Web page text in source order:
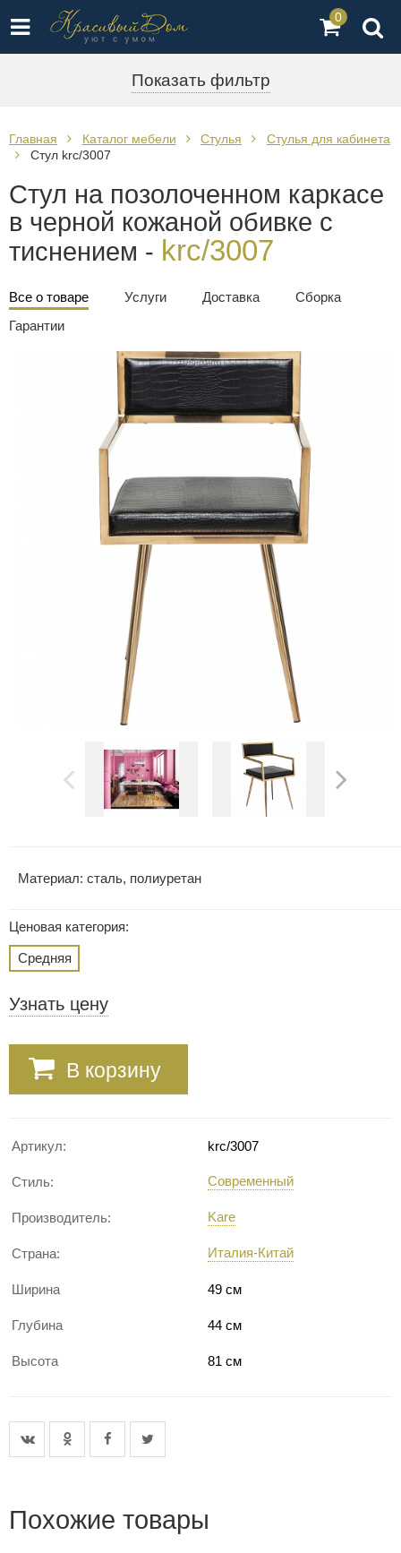
0
Показать фильтр
Главная Каталог мебели Стулья
Стулья для кабинета
Стул krc/3007
Стул на позолоченном каркасе
в черной кожаной обивке с
тиснением - krc/3007
Все о товаре Услуги Доставка
Сборка
Гарантии
Материал: сталь, полиуретан
Ценовая категория:
Средняя
Узнать цену
В корзину
Артикул: krc/3007
Стиль: Современный
Производитель: Kare
Страна: Италия-Китай
Ширина 49 см
Глубина 44 см
Высота 81 см
Похожие товары